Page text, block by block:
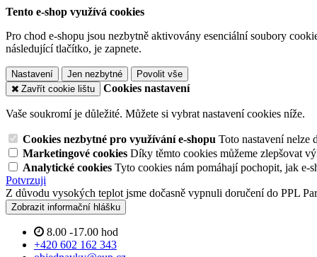
Tento e-shop využívá cookies
Pro chod e-shopu jsou nezbytně aktivovány esenciální soubory
následující tlačítko, je zapnete.
Nastavení Jen nezbytné
Povolit vše
Zavřít cookie lištu
Cookies nastavení
Vaše soukromí je důležité. Můžete si vybrat nastavení cookies níže.
Cookies nezbytné pro využívání e-shopu Toto nastavení nelze
Marketingové cookies Díky těmto cookies můžeme zlepšovat
Analytické cookies Tyto cookies nám pomáhají pochopit, jak e-
Potvrzuji
Z důvodu vysokých teplot jsme dočasně vypnuli doručení do PPL
Zobrazit informační hlášku
8.00 -17.00 hod
+420 602 162 343